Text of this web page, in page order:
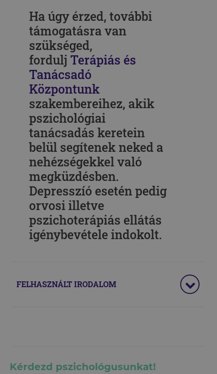
Ha úgy érzed, további
támogatásra van
szükséged,
fordulj Terápiás és
Tanácsadó
Központunk
szakembereihez, akik
pszichológiai
tanácsadás keretein
belül segítenek neked a
nehézségekkel való
megküzdésben.
Depresszíó esetén pedig
orvosi illetve
pszichoterápiás ellátás
igénybevétele indokolt.
FELHASZNÁLT IRODALOM
Kérdezd pszichológusunkat!